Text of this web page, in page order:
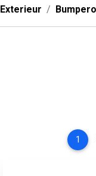
Exterieur
1